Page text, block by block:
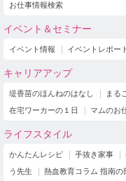
お仕事情報検索
イベント＆セミナー
イベント情報 イベントレポー
キャリアアップ
堤香苗のほんねのはなし まる
在宅ワーカーの１日
マムのお
ライフスタイル
かんたんレシピ 手抜き家事
う先生
熱血教育コラム 指南の